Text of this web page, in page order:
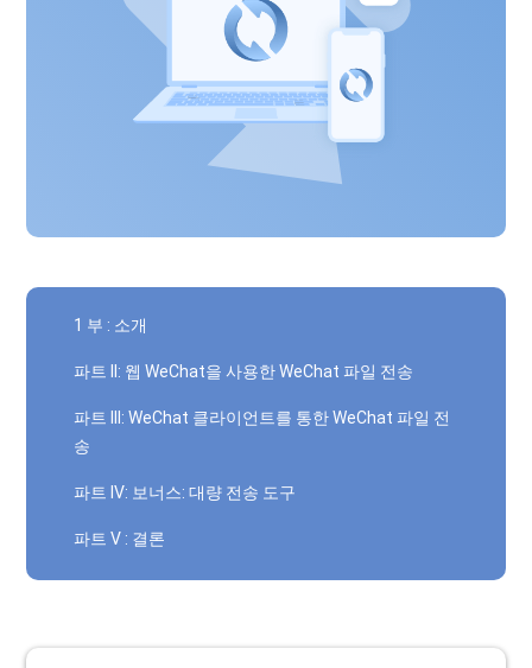
1 부 : 소개
파트 II: 웹 WeChat을 사용한 WeChat 파일 전송
파트 III: WeChat 클라이언트를 통한 WeChat 파일 전
송
파트 IV: 보너스: 대량 전송 도구
파트 V : 결론